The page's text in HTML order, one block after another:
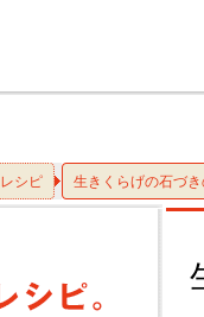
レシピ 生きくらげの石づ